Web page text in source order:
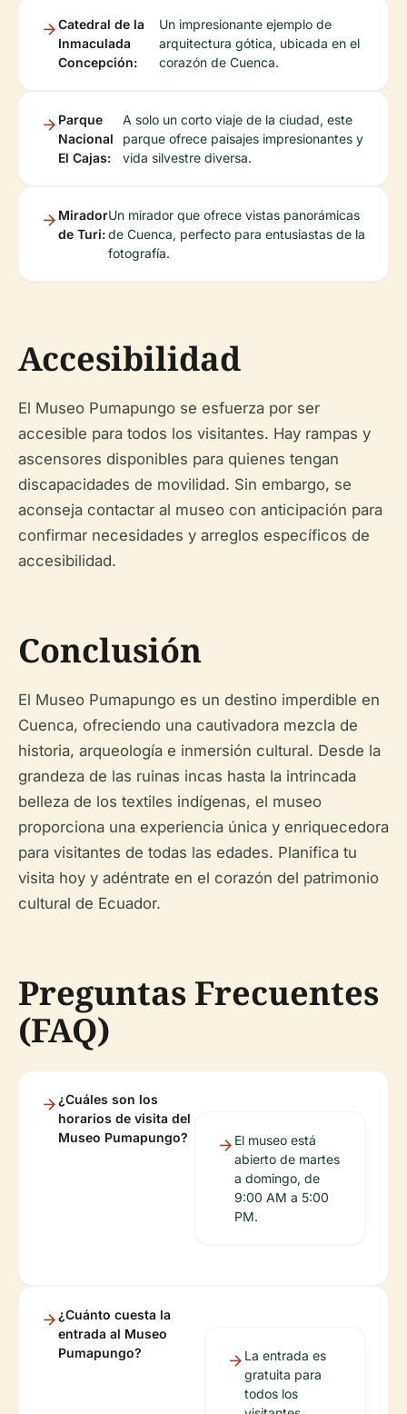
Catedral de la
Inmaculada
Concepción:
Un impresionante ejemplo de
arquitectura gótica, ubicada en el
corazón de Cuenca.
Parque
Nacional
El Cajas:
A solo un corto viaje de la ciudad, este
parque ofrece paisajes impresionantes y
vida silvestre diversa.
Mirador
de Turi:
Un mirador que ofrece vistas panorámicas
de Cuenca, perfecto para entusiastas de la
fotografía.
Accesibilidad
El Museo Pumapungo se esfuerza por ser
accesible para todos los visitantes. Hay rampas y
ascensores disponibles para quienes tengan
discapacidades de movilidad. Sin embargo, se
aconseja contactar al museo con anticipación para
confirmar necesidades y arreglos específicos de
accesibilidad.
Conclusión
El Museo Pumapungo es un destino imperdible en
Cuenca, ofreciendo una cautivadora mezcla de
historia, arqueología e inmersión cultural. Desde la
grandeza de las ruinas incas hasta la intrincada
belleza de los textiles indígenas, el museo
proporciona una experiencia única y enriquecedora
para visitantes de todas las edades. Planifica tu
visita hoy y adéntrate en el corazón del patrimonio
cultural de Ecuador.
Preguntas Frecuentes
(FAQ)
¿Cuáles son los
horarios de visita del
Museo Pumapungo?
El museo está
abierto de martes
a domingo, de
9:00 AM a 5:00
PM.
¿Cuánto cuesta la
entrada al Museo
Pumapungo?
La entrada es
gratuita para
todos los